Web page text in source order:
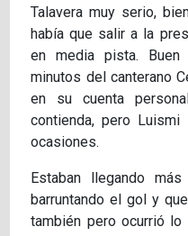
Talavera muy serio,
había que salir a la
en media pista. Buen
minutos del canterano
en su cuenta
contienda, pero
ocasiones.
Estaban llegando
barruntando el gol y
también pero ocurrió